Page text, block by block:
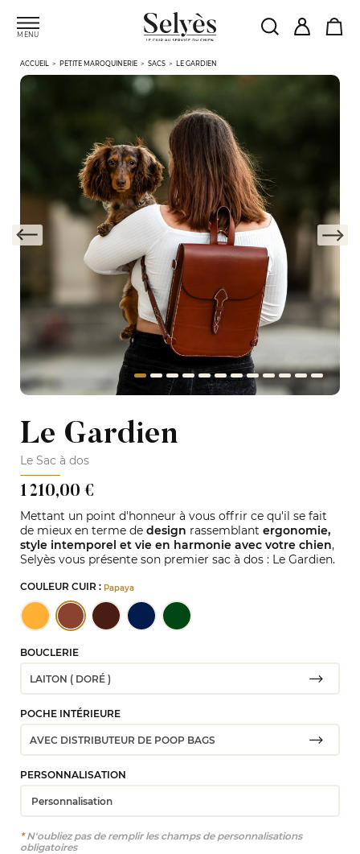
MENU
ACCUEIL PETITE MAROQUINERIE SACS LE GARDIEN
Le Gardien
Le Sac à dos
1 210,00 €
Mettant un point d'honneur à vous offrir ce qu'il se fait
de mieux en terme de design rassemblant ergonomie,
style intemporel et vie en harmonie avec votre chien,
Selyès vous présente son premier sac à dos : Le Gardien.
COULEUR CUIR : Papaya
BOUCLERIE
POCHE INTÉRIEURE
PERSONNALISATION
*N'oubliez pas de remplir les champs de personnalisations
obligatoires